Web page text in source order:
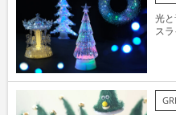
光
スラ